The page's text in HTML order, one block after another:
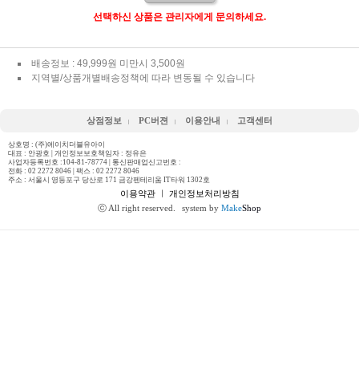
선택하신 상품은 관리자에게 문의하세요.
배송정보 : 49,999원 미만시 3,500원
지역별/상품개별배송정책에 따라 변동될 수 있습니다
상점정보 PC버젼 이용안내 고객센터
상호명 : (주)에이치더블유아이
대표 : 안광호 | 개인정보보호책임자 : 정유은
사업자등록번호 :104-81-78774 | 통신판매업신고번호 :
전화 : 02 2272 8046 | 팩스 : 02 2272 8046
주소 : 서울시 영등포구 당산로 171 금강펜테리움 IT타워 1302호
이용약관ㅣ 개인정보처리방침
ⓒ All right reserved.
system by MakeShop